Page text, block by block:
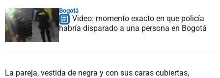
Bogotá
Video: momento exacto en que policía
habría disparado a una persona en Bogotá
La pareja, vestida de negra y con sus caras cubiertas,